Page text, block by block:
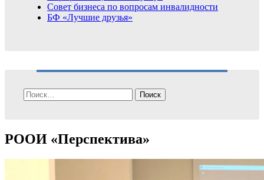
Совет бизнеса по вопросам инвалидности
БФ «Лучшие друзья»
Найти:
РООИ «Перспектива»